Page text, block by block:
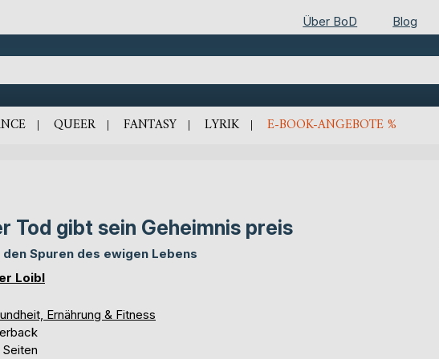
Über BoD Blog
QUEER FANTASY LYRIK E-BOOK-ANGEBOTE %
Tod gibt sein Geheimnis preis
Spuren des ewigen Lebens
Loibl
Ernährung & Fitness